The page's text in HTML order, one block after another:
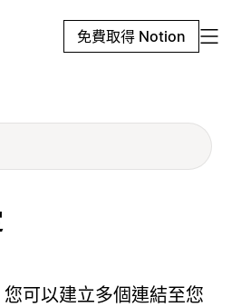
免費取得 Notion
可以建立多個連結至您